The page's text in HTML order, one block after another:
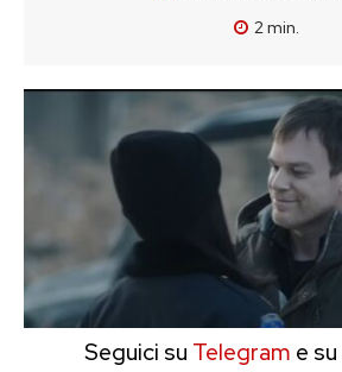
2min.
Seguici su Telegram e su